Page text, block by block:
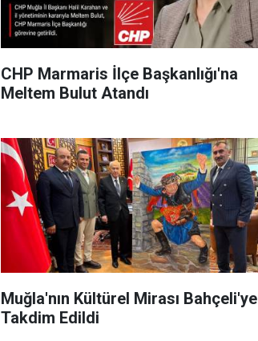
CHP Marmaris İlçe Başkanlığı'na
Meltem Bulut Atandı
Muğla'nın Kültürel Mirası Bahçeli'ye
Takdim Edildi